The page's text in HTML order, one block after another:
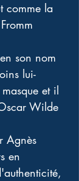
comme la
son nom
lui-
et il
Wilde
Agnès
en